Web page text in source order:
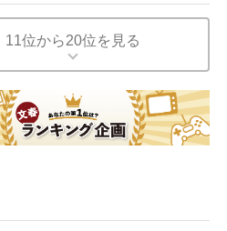
11位から20位を見る